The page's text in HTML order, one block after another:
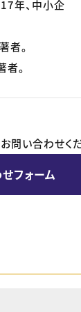
年、中小企
者。
者。
い合わせく
フォーム